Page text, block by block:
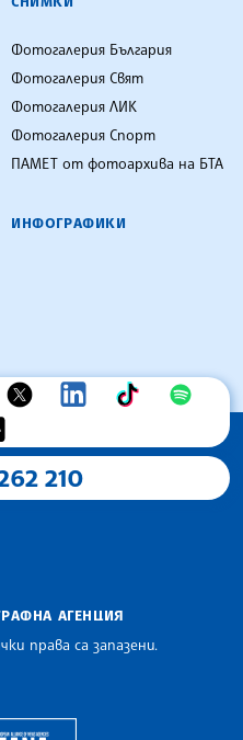
Фотогалерия България
Фотогалерия Свят
Фотогалерия ЛИК
Фотогалерия Спорт
ПАМЕТ от фотоархива на БТА
ИНФОГРАФИКИ
210
АГЕНЦИЯ
права са запазени.
of the Balkan News Agencies